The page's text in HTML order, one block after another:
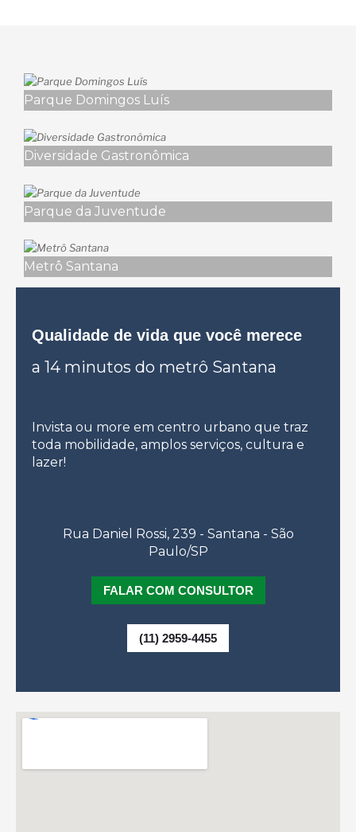
Parque Domingos Luís
Diversidade Gastronômica
Parque da Juventude
Metrô Santana
Qualidade de vida que você merece
a 14 minutos do metrô Santana
Invista ou more em centro urbano que traz
toda mobilidade, amplos serviços, cultura e
lazer!
Rua Daniel Rossi, 239 - Santana - São
Paulo/SP
FALAR COM CONSULTOR
(11) 2959-4455